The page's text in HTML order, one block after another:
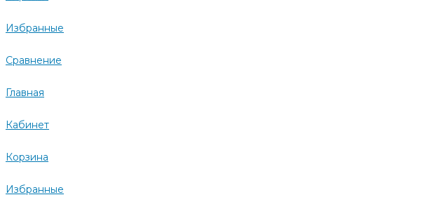
Избранные
Сравнение
Главная
Кабинет
Корзина
Избранные